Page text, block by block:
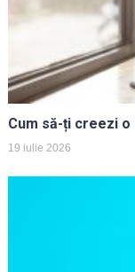
Cum să-ți creezi
19 iulie 2026